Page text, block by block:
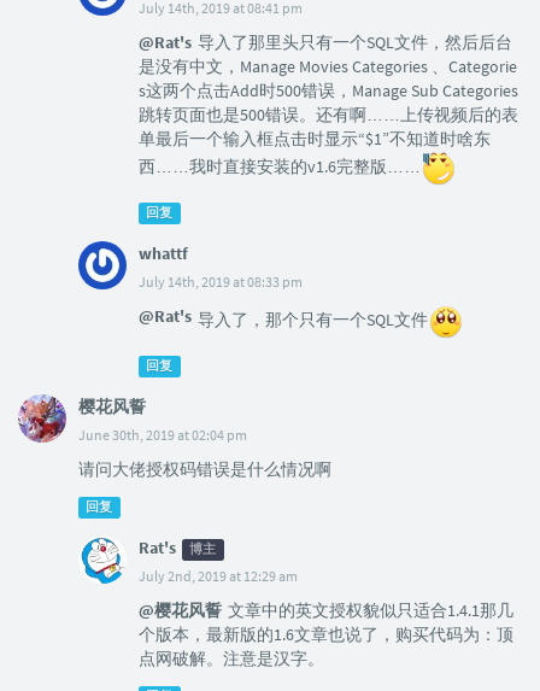
July 14th, 2019 at 08:41 pm
@Rat's 导入了那里头只有一个SQL文件，然后后台
是没有中文，Manage Movies Categories 、Categorie
s这两个点击Add时500错误，Manage Sub Categories
跳转页面也是500错误。还有啊……上传视频后的表
单最后一个输入框点击时显示“$1”不知道时啥东
西……我时直接安装的v1.6完整版……
回复
whattf
July 14th, 2019 at 08:33 pm
@Rat's 导入了，那个只有一个SQL文件
回复
樱花风誓
June 30th, 2019 at 02:04 pm
请问大佬授权码错误是什么情况啊
回复
Rat's 博主
July 2nd, 2019 at 12:29 am
@樱花风誓 文章中的英文授权貌似只适合1.4.1那几
个版本，最新版的1.6文章也说了，购买代码为：顶
点网破解。注意是汉字。